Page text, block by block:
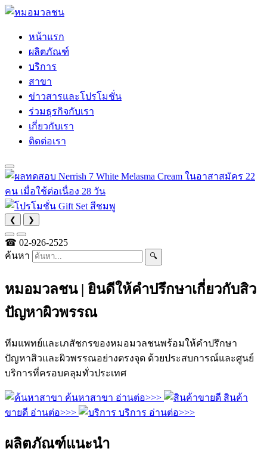
หน้าแรก
ผลิตภัณฑ์
บริการ
สาขา
ข่าวสารและโปรโมชั่น
ร่วมธุรกิจกับเรา
เกี่ยวกับเรา
ติดต่อเรา
❮ ❯
☎ 02-926-2525
ค้นหา
🔍
หมอมวลชน | ยินดีให้คำปรึกษาเกี่ยวกับสิว
ปัญหาผิวพรรณ
ทีมแพทย์และเภสัชกรของหมอมวลชนพร้อมให้คำปรึกษา
ปัญหาสิวและผิวพรรณอย่างตรงจุด ด้วยประสบการณ์และศูนย์
บริการที่ครอบคลุมทั่วประเทศ
ค้นหาสาขา อ่านต่อ>>>
สินค้า
ขายดี อ่านต่อ>>> บริการ อ่านต่อ>>>
ผลิตภัณฑ์แนะนำ